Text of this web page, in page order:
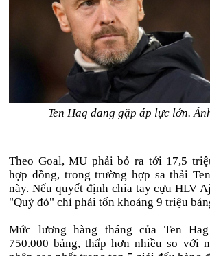
Ten Hag đang gặp áp lực lớn.
Theo Goal, MU phải bỏ ra tới 17,5
hợp đồng, trong trường hợp sa thải
này. Nếu quyết định chia tay cựu HLV
"Quỷ đỏ" chỉ phải tốn khoảng 9 triệu
Mức lương hàng tháng của Ten
750.000 bảng, thấp hơn nhiều so với